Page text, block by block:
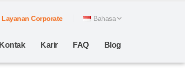
Layanan Corporate Bahasa
Kontak Karir FAQ Blog